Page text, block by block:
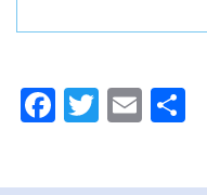
Facebook
Twitter
Email